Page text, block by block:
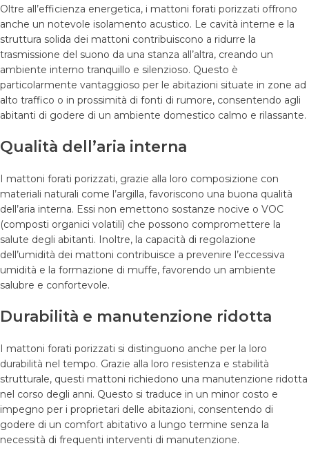
Oltre all’efficienza energetica, i mattoni forati porizzati offrono
anche un notevole isolamento acustico. Le cavità interne e la
struttura solida dei mattoni contribuiscono a ridurre la
trasmissione del suono da una stanza all’altra, creando un
ambiente interno tranquillo e silenzioso. Questo è
particolarmente vantaggioso per le abitazioni situate in zone ad
alto traffico o in prossimità di fonti di rumore, consentendo agli
abitanti di godere di un ambiente domestico calmo e rilassante.
Qualità dell’aria interna
I mattoni forati porizzati, grazie alla loro composizione con
materiali naturali come l’argilla, favoriscono una buona qualità
dell’aria interna. Essi non emettono sostanze nocive o VOC
(composti organici volatili) che possono compromettere la
salute degli abitanti. Inoltre, la capacità di regolazione
dell’umidità dei mattoni contribuisce a prevenire l’eccessiva
umidità e la formazione di muffe, favorendo un ambiente
salubre e confortevole.
Durabilità e manutenzione ridotta
I mattoni forati porizzati si distinguono anche per la loro
durabilità nel tempo. Grazie alla loro resistenza e stabilità
strutturale, questi mattoni richiedono una manutenzione ridotta
nel corso degli anni. Questo si traduce in un minor costo e
impegno per i proprietari delle abitazioni, consentendo di
godere di un comfort abitativo a lungo termine senza la
necessità di frequenti interventi di manutenzione.